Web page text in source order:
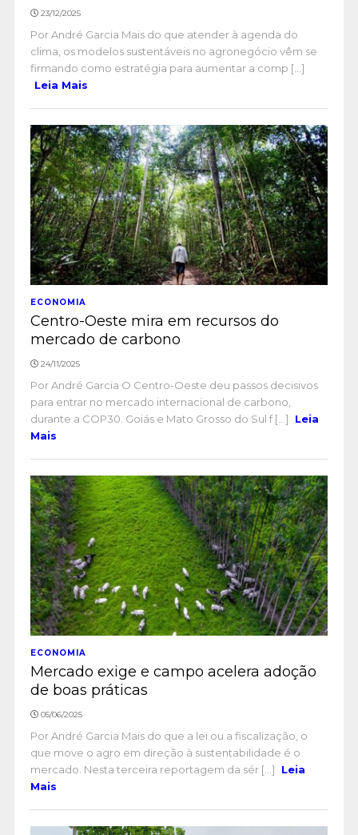
23/12/2025
Por André Garcia Mais do que atender à agenda do
clima, os modelos sustentáveis no agronegócio vêm se
firmando como estratégia para aumentar a comp [...]
Leia Mais
ECONOMIA
Centro-Oeste mira em recursos do
mercado de carbono
24/11/2025
Por André Garcia O Centro-Oeste deu passos decisivos
para entrar no mercado internacional de carbono,
durante a COP30. Goiás e Mato Grosso do Sul f [...]
Leia
Mais
ECONOMIA
Mercado exige e campo acelera adoção
de boas práticas
05/06/2025
Por André Garcia Mais do que a lei ou a fiscalização, o
que move o agro em direção à sustentabilidade é o
mercado. Nesta terceira reportagem da sér [...]
Leia
Mais